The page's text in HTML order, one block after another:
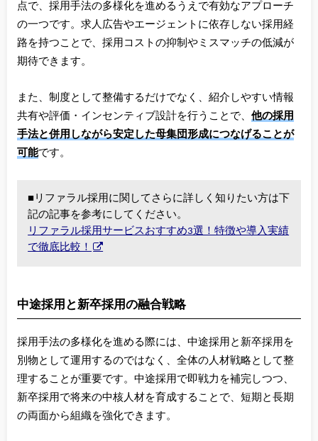
点で、採用手法の多様化を進めるうえで有効なアプローチ
の一つです。求人広告やエージェントに依存しない採用経
路を持つことで、採用コストの抑制やミスマッチの低減が
期待できます。
また、制度として整備するだけでなく、紹介しやすい情報
共有や評価・インセンティブ設計を行うことで、 他の採用
手法と併用しながら安定した母集団形成につなげることが
可能です。
■リファラル採用に関してさらに詳しく知りたい方は下
記の記事を参考にしてください。
リファラル採用サービスおすすめ3選！特徴や導入実績
で徹底比較！
中途採用と新卒採用の融合戦略
採用手法の多様化を進める際には、中途採用と新卒採用を
別物として運用するのではなく、全体の人材戦略として整
理することが重要です。中途採用で即戦力を補完しつつ、
新卒採用で将来の中核人材を育成することで、短期と長期
の両面から組織を強化できます。